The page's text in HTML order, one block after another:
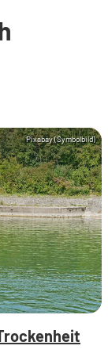
Pixabay (Symbolbild)